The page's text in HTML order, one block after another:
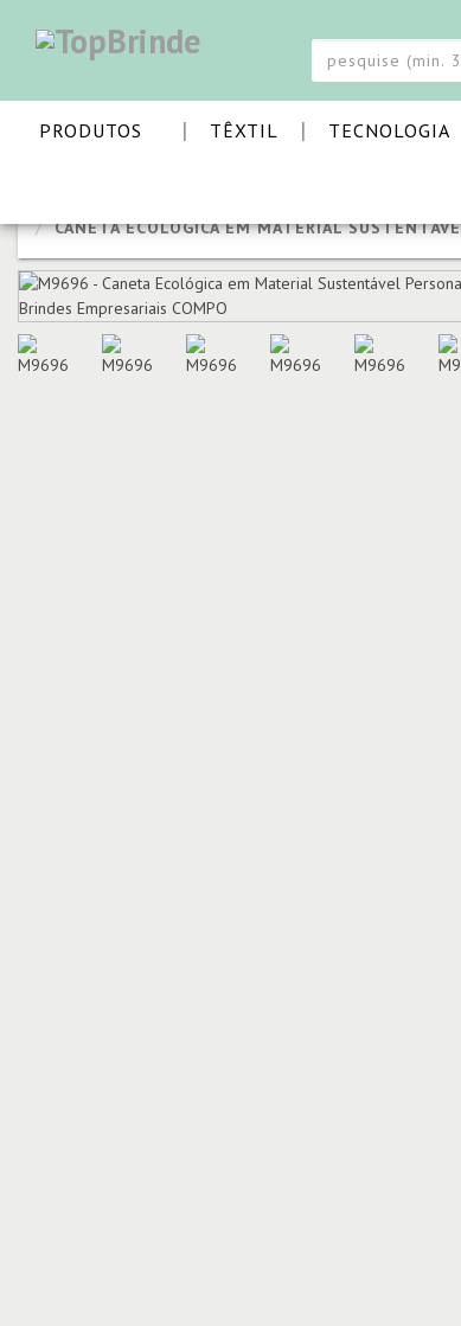
PRODUTOS | TÊXTIL | TECNOLOGIA
CANETA ECOLÓGICA EM MATERIAL